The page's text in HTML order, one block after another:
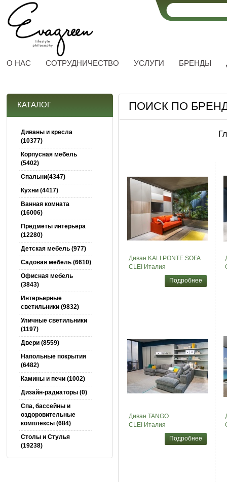
О НАС СОТРУДНИЧЕСТВО УСЛУГИ БРЕНДЫ
КАТАЛОГ
Диваны и кресла
(10377)
Корпусная мебель
(5402)
Спальни(4347)
Кухни (4417)
Ванная комната
(16006)
Предметы интерьера
(12280)
Детская мебель (977)
Садовая мебель (6610)
Офисная мебель
(3843)
Интерьерные
светильники (9832)
Уличные светильники
(1197)
Двери (8559)
Напольные покрытия
(6482)
Камины и печи (1002)
Дизайн-радиаторы (0)
Спа, бассейны и
оздоровительные
комплексы (684)
Столы и Cтулья
(19238)
ПОИСК ПО
Диван KALI PONTE SOFA
CLEI Италия
Подробнее
Диван TANGO
CLEI Италия
Подробнее